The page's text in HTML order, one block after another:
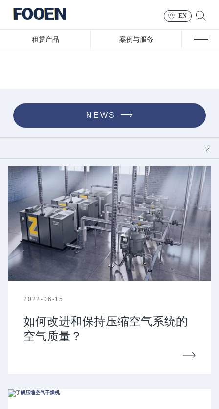
租赁产品 案例与服务
EN
NEWS
2022-06-15
如何改进和保持压缩空气系统的
空气质量？